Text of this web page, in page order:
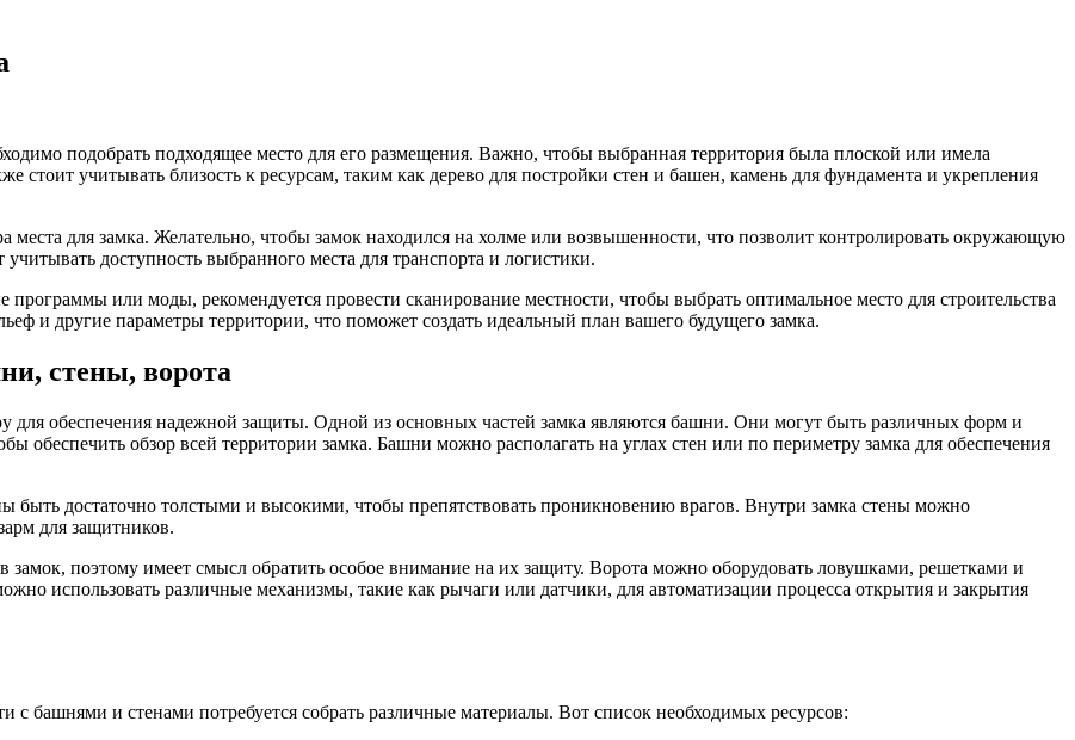
подобрать подходящее место для его размещения. Важно, чтобы выбранная территория была плоской или имела
стоит учитывать близость к ресурсам, таким как дерево для постройки стен и башен, камень для фундамента и укрепления
места для замка. Желательно, чтобы замок находился на холме или возвышенности, что позволит контролировать окружающую
доступность выбранного места для транспорта и логистики.
программы или моды, рекомендуется провести сканирование местности, чтобы выбрать оптимальное место для строительства
и другие параметры территории, что поможет создать идеальный план вашего будущего замка.
стены, ворота
для обеспечения надежной защиты. Одной из основных частей замка являются башни. Они могут быть различных форм и
обеспечить обзор всей территории замка. Башни можно располагать на углах стен или по периметру замка для обеспечения
достаточно толстыми и высокими, чтобы препятствовать проникновению врагов. Внутри замка стены можно
для защитников.
замок, поэтому имеет смысл обратить особое внимание на их защиту. Ворота можно оборудовать ловушками, решетками и
использовать различные механизмы, такие как рычаги или датчики, для автоматизации процесса открытия и закрытия
с башнями и стенами потребуется собрать различные материалы. Вот список необходимых ресурсов: